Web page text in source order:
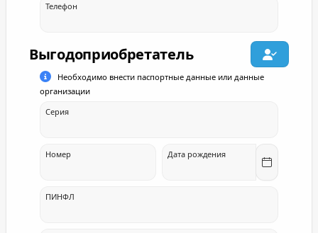
Телефон
Выгодоприобретатель
Необходимо внести паспортные данные или данные
организации
Серия
Номер Дата рождения
ПИНФЛ